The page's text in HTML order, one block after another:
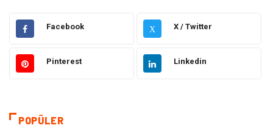
Eğitim Hukuk
Otomotiv Elektrik & Elektronik
Giyim
Facebook X X / Twitter
Pinterest Linkedin
POPÜLER